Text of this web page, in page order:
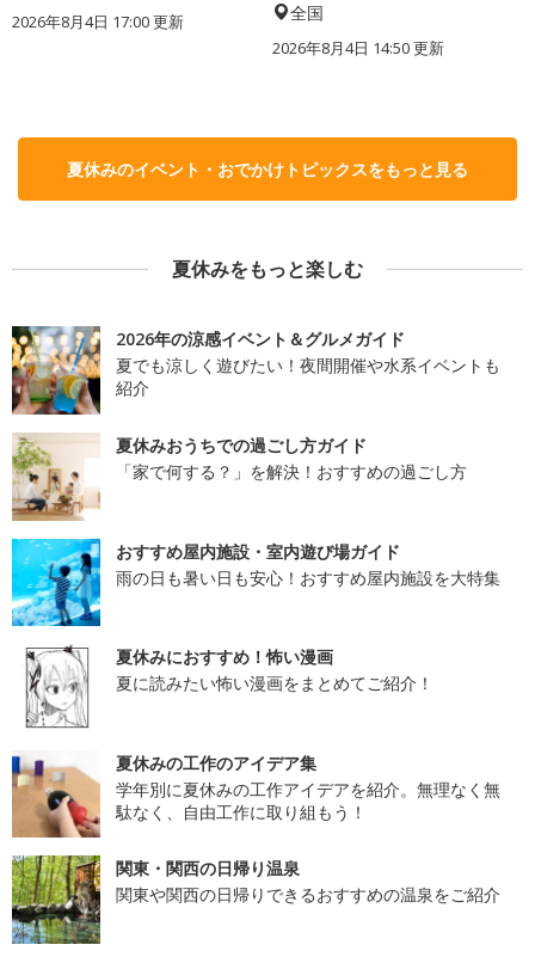
2026年8月4日 17:00更新 全国
2026年8月4日 14:50更新
夏休みのイベント・おでかけトピックスをもっと見る
夏休みをもっと楽しむ
2026年の涼感イベント＆グルメガイド
夏でも涼しく遊びたい！夜間開催や水系イベントも
紹介
夏休みおうちでの過ごし方ガイド
「家で何する？」を解決！おすすめの過ごし方
おすすめ屋内施設・室内遊び場ガイド
雨の日も暑い日も安心！おすすめ屋内施設を大特集
夏休みにおすすめ！怖い漫画
夏に読みたい怖い漫画をまとめてご紹介！
夏休みの工作のアイデア集
学年別に夏休みの工作アイデアを紹介。無理なく無
駄なく、自由工作に取り組もう！
関東・関西の日帰り温泉
関東や関西の日帰りできるおすすめの温泉をご紹介